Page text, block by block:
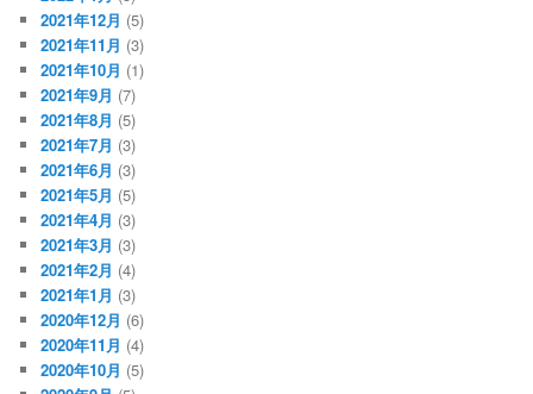
2021年12月 (5)
2021年11月 (3)
2021年10月 (1)
2021年9月 (7)
2021年8月 (5)
2021年7月 (3)
2021年6月 (3)
2021年5月 (5)
2021年4月 (3)
2021年3月 (3)
2021年2月 (4)
2021年1月 (3)
2020年12月 (6)
2020年11月 (4)
2020年10月 (5)